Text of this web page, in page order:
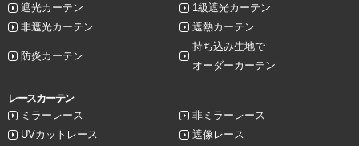
遮光カーテン
1級遮光カーテン
非遮光カーテン
遮熱カーテン
防炎カーテン
持ち込み生地で
オーダーカーテン
レースカーテン
ミラーレース
非ミラーレース
UVカットレース
遮像レース